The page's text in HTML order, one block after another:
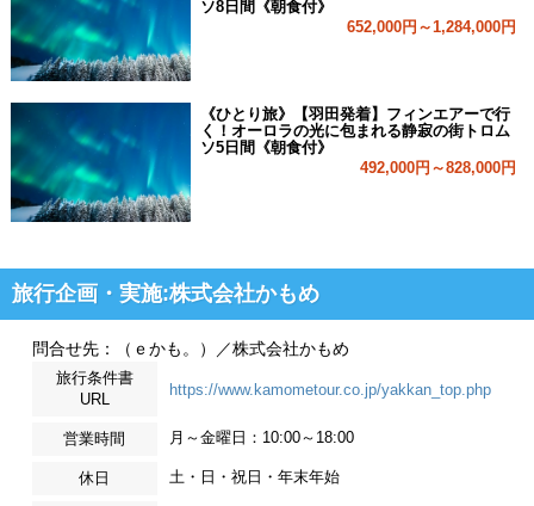
ソ8日間《朝食付》
652,000円～1,284,000円
《ひとり旅》【羽田発着】フィンエアーで行
く！オーロラの光に包まれる静寂の街トロム
ソ5日間《朝食付》
492,000円～828,000円
旅行企画・実施:株式会社かもめ
問合せ先：（ｅかも。）／株式会社かもめ
旅行条件書
URL
https://www.kamometour.co.jp/yakkan_top.php
営業時間 月～金曜日：10:00～18:00
休日 土・日・祝日・年末年始